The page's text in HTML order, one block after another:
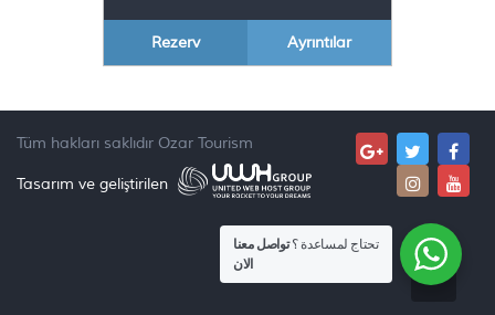
Rezerv Ayrıntılar
Tüm hakları saklıdır Ozar Tourism
Tasarım ve geliştirilen
تحتاج لمساعدة ؟تواصل معنا
الان